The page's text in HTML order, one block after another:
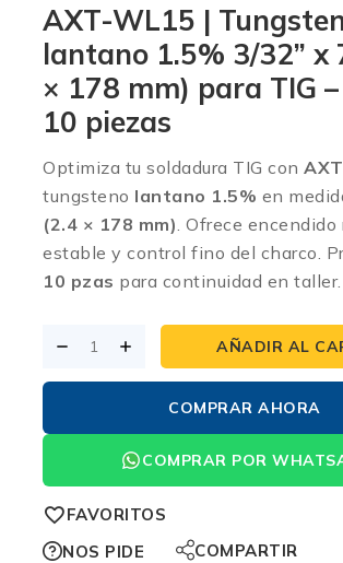
AXT-WL15 |
lantano 1.5% 3/32” x
× 178 mm) para TIG
10 piezas
Optimiza tu soldadura TIG con
tungsteno lantano 1.5% en
(2.4 × 178 mm) . Ofrece
estable y control fino del charco.
10 pzas para continuidad en taller.
AÑADIR AL
COMPRAR AHORA
COMPRAR POR
FAVORITOS
NOS PIDE
COMPARTIR